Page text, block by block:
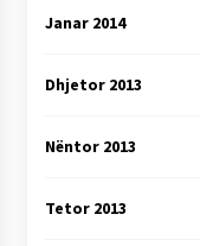
Janar 2014
Dhjetor 2013
Nëntor 2013
Tetor 2013